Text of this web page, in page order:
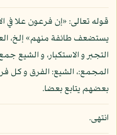
قوله تعالى: «إن فرعون علا
يستضعف طائفة منهم» إلخ،
التجبر و الاستكبار، و الشيع
المجمع:، الشيع: الفرق و كل
بعضهم يتابع بعضا.
انتهى.